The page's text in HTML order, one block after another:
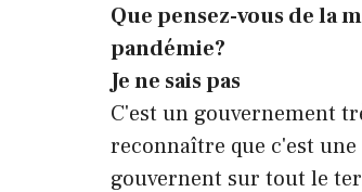
Que pensez-vous de la
pandémie?
Je ne sais pas
C'est un gouvernement
reconnaître que c'est
gouvernent sur tout le